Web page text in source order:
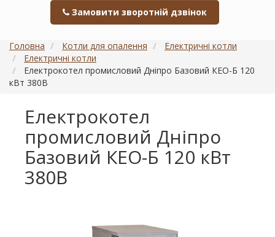
Замовити зворотній дзвінок
Головна Котли для опалення
Електричні котли
Електричні котли
Електрокотел промисловий Дніпро Базовий КЕО-Б 120
кВт 380В
Електрокотел
промисловий Дніпро
Базовий КЕО-Б 120 кВт
380В